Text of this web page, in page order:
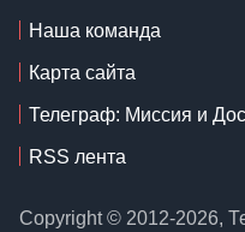
Наша команда
Карта сайта
Телеграф: Миссия и
RSS лента
Copyright © 2012-2026,